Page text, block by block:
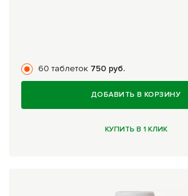
60 таблеток 750 руб.
ДОБАВИТЬ В КОРЗИНУ
КУПИТЬ В 1 КЛИК